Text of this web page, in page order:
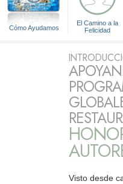
Cómo Ayudamos
El Camino a la
Felicidad
Visto desde